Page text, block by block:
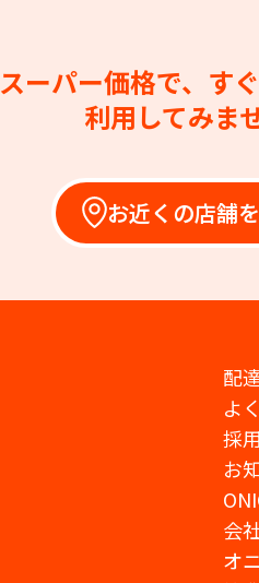
スーパー価格で、す
利用してみま
お近くの店舗
配
よ
採
お
会
オ